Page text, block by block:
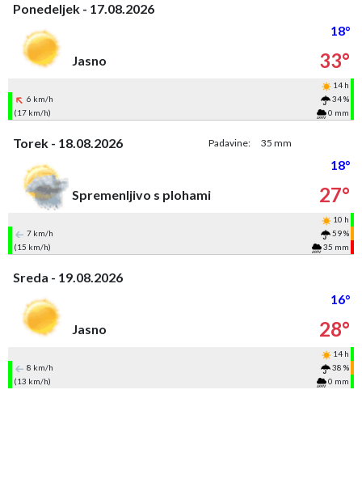
Ponedeljek - 17.08.2026
18°
Jasno
33°
14 h
6 km/h
34 %
(17 km/h)
0 mm
Torek - 18.08.2026 Padavine: 35 mm
18°
Spremenljivo s plohami
27°
10 h
7 km/h
59 %
(15 km/h)
35 mm
Sreda - 19.08.2026
16°
Jasno
28°
14 h
8 km/h
38 %
(13 km/h)
0 mm